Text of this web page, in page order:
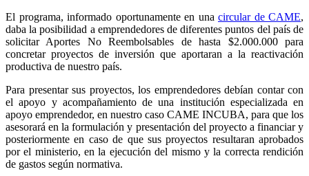
El programa, informado oportunamente en una circular de CAME,
daba la posibilidad a emprendedores de diferentes puntos del país de
solicitar Aportes No Reembolsables de hasta $2.000.000 para
concretar proyectos de inversión que aportaran a la reactivación
productiva de nuestro país.
Para presentar sus proyectos, los emprendedores debían contar con
el apoyo y acompañamiento de una institución especializada en
apoyo emprendedor, en nuestro caso CAME INCUBA, para que los
asesorará en la formulación y presentación del proyecto a financiar y
posteriormente en caso de que sus proyectos resultaran aprobados
por el ministerio, en la ejecución del mismo y la correcta rendición
de gastos según normativa.